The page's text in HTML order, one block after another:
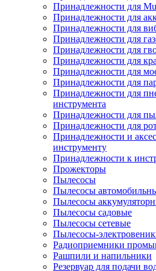
Принадлежности для
Принадлежности для
Принадлежности для
Принадлежности для
Принадлежности для
Принадлежности для
Принадлежности для
Принадлежности для
Принадлежности для
инструмента
Принадлежности для
Принадлежности для
Принадлежности и
инструменту
Принадлежности к
Прожекторы
Пылесосы
Пылесосы
Пылесосы
Пылесосы садовые
Пылесосы сетевые
Пылесосы-
Радиоприемники
Рашпили и напильники
Резервуар для подачи